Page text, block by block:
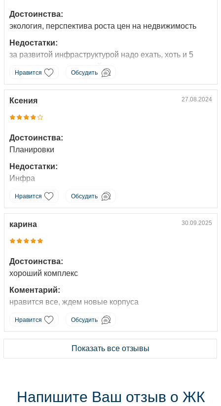
Достоинства:
экология, перспектива роста цен на недвижимость
Недостатки:
за развитой инфраструктурой надо ехать, хоть и 5
минут, все привыкли выйти с подъезда и получить усе.
Коментарий:
Чистый воздух, лес со всех сторон. При этом будет вся
МЦД - 100 метров пешком. Отличное место для жизни
Нравится Обсудить
27.08.2024
Ксения
Достоинства:
Планировки
Недостатки:
Инфра
Коментарий:
Мы рассматривали несколько ЖК в Апрелевке, во
Временах года планировки показались лучшими.
Однушки и двушки все просторные, а не маленькие,
как часто бывает.
Нравится Обсудить
30.09.2025
карина
Достоинства:
хороший комплекс
Коментарий:
нравится все, ждем новые корпуса
Нравится Обсудить
Показать все отзывы
Напишите Ваш отзыв о ЖК